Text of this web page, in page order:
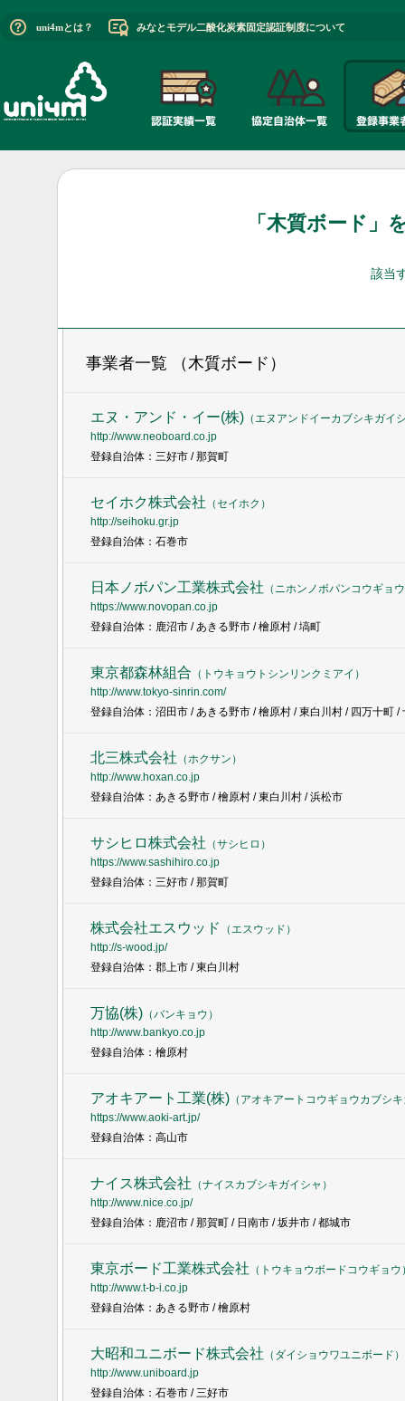
uni4mとは？ みなとモデル二酸化炭素固定認証制度について
「木質ボード」
該当
事業者一覧 （木質ボード）
エヌ・アンド・イー(株)（エヌアンドイーカブシキガイ
http://www.neoboard.co.jp
登録自治体：三好市 / 那賀町
セイホク株式会社 （セイホク ）
http://seihoku.gr.jp
登録自治体：石巻市
日本ノボパン工業株式会社 （ ニホンノボパンコウギョ
https://www.novopan.co.jp
登録自治体：鹿沼市 / あきる野市 / 檜原村 / 塙町
東京都森林組合 （ トウキョウトシンリンクミアイ ）
http://www.tokyo-sinrin.com/
登録自治体：沼田市 / あきる野市 / 檜原村 / 東白川村 / 四万十町 /
北三株式会社 （ホクサン ）
http://www.hoxan.co.jp
登録自治体：あきる野市 / 檜原村 / 東白川村 / 浜松市
サシヒロ株式会社 （サシヒロ ）
https://www.sashihiro.co.jp
登録自治体：三好市 / 那賀町
株式会社エスウッド （エスウッド ）
http://s-wood.jp/
登録自治体：郡上市 / 東白川村
万協(株)（バンキョウ ）
http://www.bankyo.co.jp
登録自治体：檜原村
アオキアート工業(株)（ アオキアートコウギョウカブシ
https://www.aoki-art.jp/
登録自治体：高山市
ナイス株式会社 （ナイスカブシキガイシャ ）
http://www.nice.co.jp/
登録自治体：鹿沼市 / 那賀町 / 日南市 / 坂井市 / 都城市
東京ボード工業株式会社 （ トウキョウボードコウギョウ
http://www.t-b-i.co.jp
登録自治体：あきる野市 / 檜原村
大昭和ユニボード株式会社 （ ダイショウワユニボード ）
http://www.uniboard.jp
登録自治体：石巻市 / 三好市